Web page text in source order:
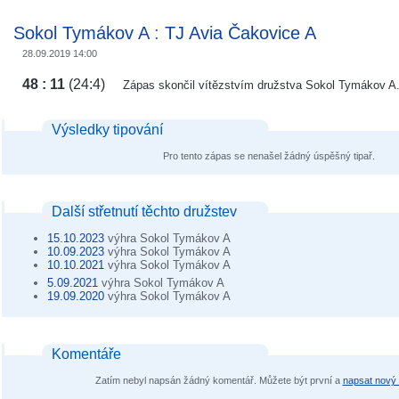
Sokol Tymákov A: TJ Avia Čakovice A
28.09.2019 14:00
48 : 11 (24:4) Zápas skončil vítězstvím družstva Sokol Tymákov A.
Výsledky tipování
Pro tento zápas se nenašel žádný úspěšný tipař.
Další střetnutí těchto družstev
15.10.2023 výhra Sokol Tymákov A
10.09.2023 výhra Sokol Tymákov A
10.10.2021 výhra Sokol Tymákov A
5.09.2021 výhra Sokol Tymákov A
19.09.2020 výhra Sokol Tymákov A
Komentáře
Zatím nebyl napsán žádný komentář. Můžete být první a napsat nový